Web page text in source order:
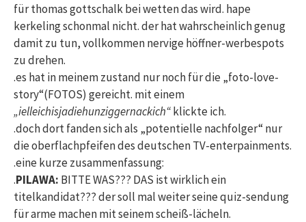
für thomas gottschalk bei wetten das wird. hape
kerkeling schonmal nicht. der hat wahrscheinlich genug
damit zu tun, vollkommen nervige höffner-werbespots
zu drehen.
.es hat in meinem zustand nur noch für die „foto-love-
story“(FOTOS) gereicht. mit einem
„ielleichisjadiehunziggernackich“klickte ich.
.doch dort fanden sich als „potentielle nachfolger“ nur
die oberflachpfeifen des deutschen TV-enterpainments.
.eine kurze zusammenfassung:
.PILAWA: BITTE WAS??? DAS ist wirklich ein
titelkandidat??? der soll mal weiter seine quiz-sendung
für arme machen mit seinem scheiß-lächeln.